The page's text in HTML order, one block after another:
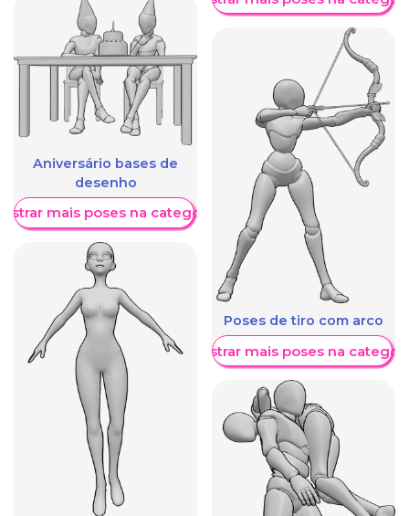
Aniversário bases de
desenho
mais poses na categoria
Poses de tiro com arco
Mostrar mais poses na